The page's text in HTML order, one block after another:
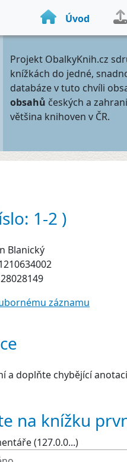
Úvod
Projekt ObalkyKnih.cz
knížkách do jedné,
databáze v tuto chvíli
obsahů českých a
většina knihoven v ČR.
1-2 )
Blanický
záznamu
a doplňte chybějící
na knížku
(127.0.0...)